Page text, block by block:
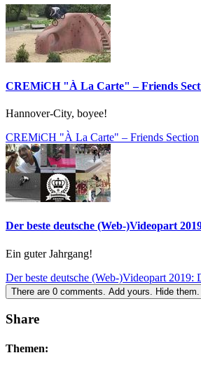
CREMiCH "À La Carte" – Friends
Hannover-City, boyee!
CREMiCH "À La Carte" – Friends Section
Der beste deutsche (Web-)Videopart
Ein guter Jahrgang!
Der beste deutsche (Web-)Videopart 2019:
There are 0 comments. Add yours. Hide them.
Share
Themen: